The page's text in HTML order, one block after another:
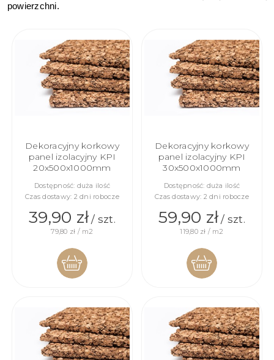
powierzchni.
Dekoracyjny korkowy
panel izolacyjny KPI
20x500x1000mm
Dostępność: duża ilość
Czas dostawy: 2 dni robocze
39,90 zł/ szt.
79,80 zł / m2
KOSZYKA
Dekoracyjny korkowy
panel izolacyjny KPI
30x500x1000mm
Dostępność: duża ilość
Czas dostawy: 2 dni robocze
59,90 zł/ szt.
119,80 zł / m2
KOSZYKA